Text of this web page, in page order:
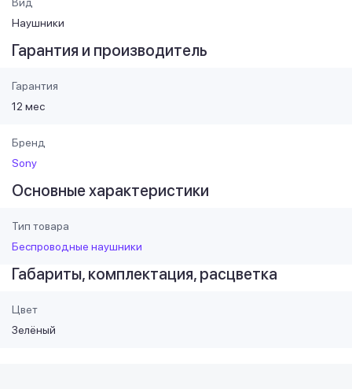
Наушники
Гарантия и производитель
Гарантия
12 мес
Бренд
Sony
Основные характеристики
Тип товара
Беспроводные наушники
Габариты, комплектация, расцветка
Цвет
Зелёный